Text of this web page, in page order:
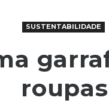
SUSTENTABILIDADE
roupas